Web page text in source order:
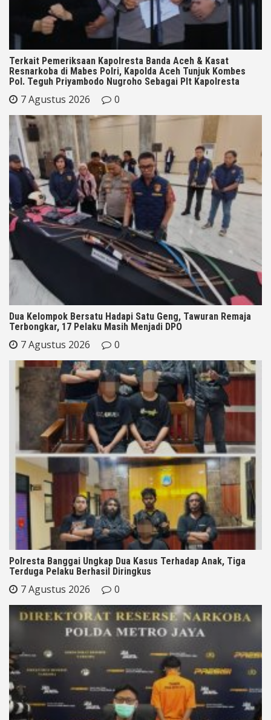
Terkait Pemeriksaan Kapolresta Banda Aceh & Kasat
Resnarkoba di Mabes Polri, Kapolda Aceh Tunjuk Kombes
Pol. Teguh Priyambodo Nugroho Sebagai Plt Kapolresta
7 Agustus 2026 0
Dua Kelompok Bersatu Hadapi Satu Geng, Tawuran Remaja
Terbongkar, 17 Pelaku Masih Menjadi DPO
7 Agustus 2026 0
Polresta Banggai Ungkap Dua Kasus Terhadap Anak, Tiga
Terduga Pelaku Berhasil Diringkus
7 Agustus 2026 0